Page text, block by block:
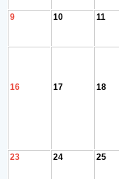
9 10 11
16 17 18
23 24 25